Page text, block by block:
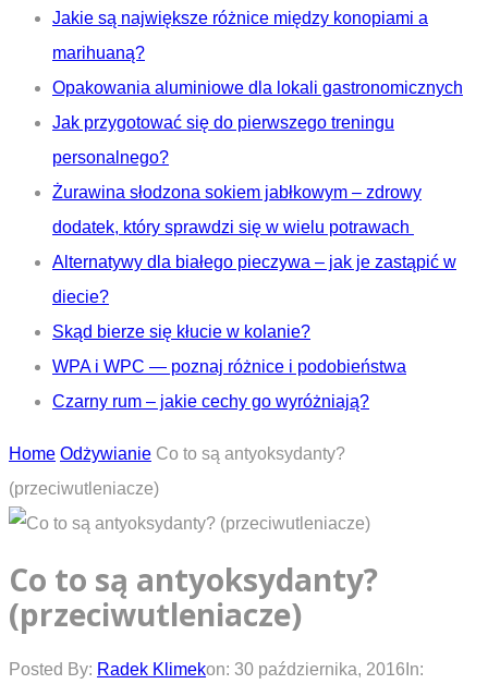
Jakie są największe różnice między konopiami a
marihuaną?
Opakowania aluminiowe dla lokali gastronomicznych
Jak przygotować się do pierwszego treningu
personalnego?
Żurawina słodzona sokiem jabłkowym – zdrowy
dodatek, który sprawdzi się w wielu potrawach
Alternatywy dla białego pieczywa – jak je zastąpić w
diecie?
Skąd bierze się kłucie w kolanie?
WPA i WPC — poznaj różnice i podobieństwa
Czarny rum – jakie cechy go wyróżniają?
Home Odżywianie Co to są antyoksydanty?
(przeciwutleniacze)
Co to są antyoksydanty?
(przeciwutleniacze)
Posted By: Radek Klimekon: 30 października, 2016 In: